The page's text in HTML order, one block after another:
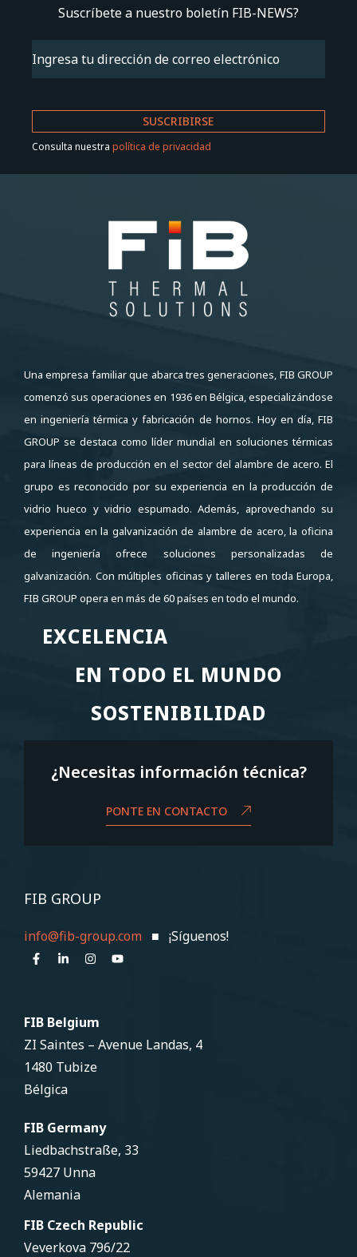
Suscríbete a nuestro boletín FIB-NEWS?
Email (Obligatorio)
Consulta nuestra política de privacidad
Una empresa familiar que abarca tres generaciones, FIB GROUP
comenzó sus operaciones en 1936 en Bélgica, especializándose
en ingeniería térmica y fabricación de hornos. Hoy en día, FIB
GROUP se destaca como líder mundial en soluciones térmicas
para líneas de producción en el sector del alambre de acero. El
grupo es reconocido por su experiencia en la producción de
vidrio hueco y vidrio espumado. Además, aprovechando su
experiencia en la galvanización de alambre de acero, la oficina
de ingeniería ofrece soluciones personalizadas de
galvanización. Con múltiples oficinas y talleres en toda Europa,
FIB GROUP opera en más de 60 países en todo el mundo.
EXCELENCIA
EXCELENCIA
EN TODO EL MUNDO
EN TODO EL MUNDO
SOSTENIBILIDAD
SOSTENIBILIDAD
¿Necesitas información técnica?
PONTE EN CONTACTO
FIB GROUP
info@fib-group.com ■ ¡Síguenos!
FIB Belgium
ZI Saintes – Avenue Landas, 4
1480 Tubize
Bélgica
FIB Germany
Liedbachstraße, 33
59427 Unna
Alemania
FIB Czech Republic
Veverkova 796/22